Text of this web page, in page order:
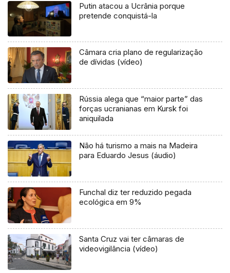
Putin atacou a Ucrânia porque
pretende conquistá-la
Câmara cria plano de regularização
de dívidas (vídeo)
Rússia alega que “maior parte” das
forças ucranianas em Kursk foi
aniquilada
Não há turismo a mais na Madeira
para Eduardo Jesus (áudio)
Funchal diz ter reduzido pegada
ecológica em 9%
Santa Cruz vai ter câmaras de
videovigilância (vídeo)